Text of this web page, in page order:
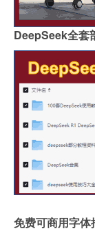
DeepSeek全套
免费可商用字体